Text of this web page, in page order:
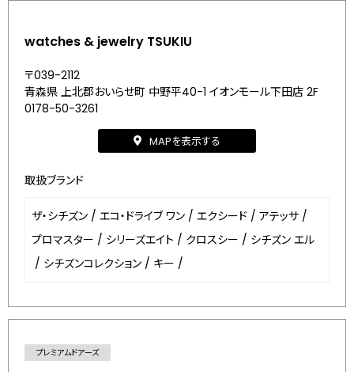
watches & jewelry TSUKIU
〒039-2112
青森県 上北郡おいらせ町 中野平40-1 イオンモール下田店 2F
0178-50-3261
MAPを表示する
取扱ブランド
ザ・シチズン / エコ・ドライブ ワン / エクシード / アテッサ /
プロマスター / シリーズエイト / クロスシー / シチズン エル
/ シチズンコレクション / キー /
プレミアムドアーズ